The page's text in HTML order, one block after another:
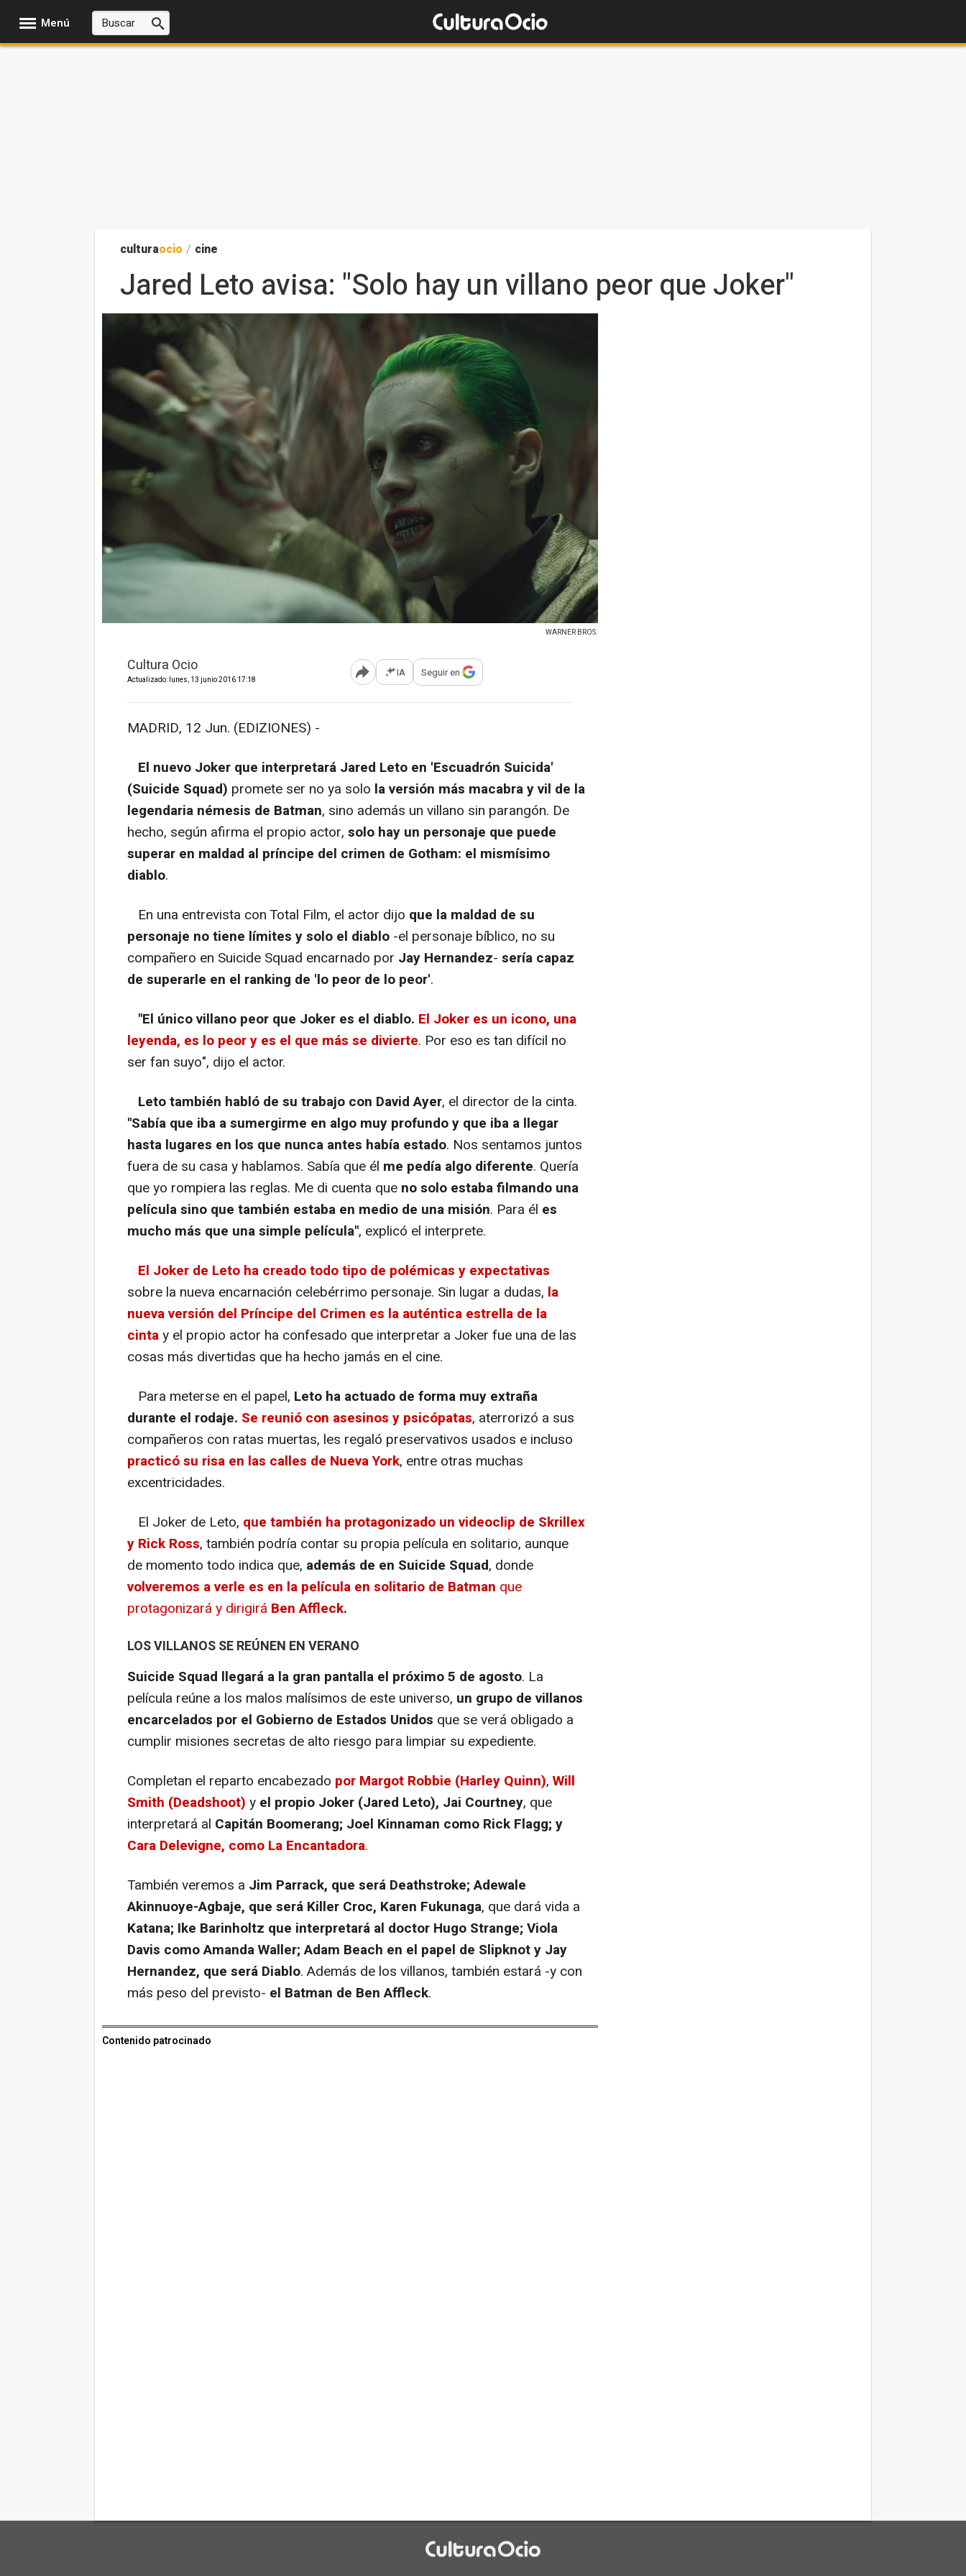
Menú
culturaocio / cine
Jared Leto avisa: "Solo hay un villano peor que Joker"
WARNER BROS.
Cultura Ocio
Actualizado: lunes, 13 junio 2016 17:18 Abrir opciones para compartir
IA Seguir en
MADRID, 12 Jun. (EDIZIONES) -
El nuevo Joker que interpretará Jared Leto en 'Escuadrón Suicida'
(Suicide Squad) promete ser no ya solo la versión más macabra y vil de la
legendaria némesis de Batman, sino además un villano sin parangón. De
hecho, según afirma el propio actor, solo hay un personaje que puede
superar en maldad al príncipe del crimen de Gotham: el mismísimo
diablo.
En una entrevista con Total Film, el actor dijo que la maldad de su
personaje no tiene límites y solo el diablo -el personaje bíblico, no su
compañero en Suicide Squad encarnado por Jay Hernandez- sería capaz
de superarle en el ranking de 'lo peor de lo peor'.
"El único villano peor que Joker es el diablo. El Joker es un icono, una
leyenda, es lo peor y es el que más se divierte. Por eso es tan difícil no
ser fan suyo", dijo el actor.
Leto también habló de su trabajo con David Ayer, el director de la cinta.
"Sabía que iba a sumergirme en algo muy profundo y que iba a llegar
hasta lugares en los que nunca antes había estado. Nos sentamos juntos
fuera de su casa y hablamos. Sabía que él me pedía algo diferente. Quería
que yo rompiera las reglas. Me di cuenta que no solo estaba filmando una
película sino que también estaba en medio de una misión. Para él es
mucho más que una simple película", explicó el interprete.
El Joker de Leto ha creado todo tipo de polémicas y expectativas
sobre la nueva encarnación celebérrimo personaje. Sin lugar a dudas, la
nueva versión del Príncipe del Crimen es la auténtica estrella de la
cintay el propio actor ha confesado que interpretar a Joker fue una de las
cosas más divertidas que ha hecho jamás en el cine.
Para meterse en el papel, Leto ha actuado de forma muy extraña
durante el rodaje. Se reunió con asesinos y psicópatas, aterrorizó a sus
compañeros con ratas muertas, les regaló preservativos usados e incluso
practicó su risa en las calles de Nueva York, entre otras muchas
excentricidades.
El Joker de Leto, que también ha protagonizado un videoclip de Skrillex
y Rick Ross, también podría contar su propia película en solitario, aunque
de momento todo indica que, además de en Suicide Squad, donde
volveremos a verle es en la película en solitario de Batman que
protagonizará y dirigirá Ben Affleck.
LOS VILLANOS SE REÚNEN EN VERANO
Suicide Squad llegará a la gran pantalla el próximo 5 de agosto. La
película reúne a los malos malísimos de este universo, un grupo de villanos
encarcelados por el Gobierno de Estados Unidos que se verá obligado a
cumplir misiones secretas de alto riesgo para limpiar su expediente.
Completan el reparto encabezado por Margot Robbie (Harley Quinn), Will
Smith (Deadshoot) y el propio Joker (Jared Leto), Jai Courtney, que
interpretará al Capitán Boomerang; Joel Kinnaman como Rick Flagg; y
Cara Delevigne, como La Encantadora.
También veremos a Jim Parrack, que será Deathstroke; Adewale
Akinnuoye-Agbaje, que será Killer Croc, Karen Fukunaga, que dará vida a
Katana; Ike Barinholtz que interpretará al doctor Hugo Strange; Viola
Davis como Amanda Waller; Adam Beach en el papel de Slipknot y Jay
Hernandez, que será Diablo. Además de los villanos, también estará -y con
más peso del previsto- el Batman de Ben Affleck.
Contenido patrocinado